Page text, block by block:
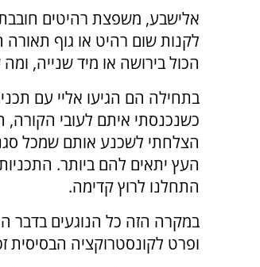
אלישבע, משפצת רהיטים
לקנות שום רהיט או גוף
הכול בירושה או מיד שנייה,
בתחילה הם הגיעו אליי עם
כשנכנסתי איתם לעובי הקורה,
הצלחתי לשכנע אותם שמכל
העץ יתאים להם ביותר.
התחלנו לרוץ קדימה.
במקרה הזה כל הנוגעים בדבר
ופרט לקונסטרוקציה הבסיסית